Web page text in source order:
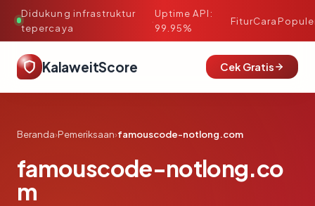
Didukung infrastruktur
tepercaya
·
Uptime API:
99.95%
FiturCara
KalaweitScore Cek Gratis
Beranda›Pemeriksaan›famouscode-notlong.com
famouscode-notlong.co
m